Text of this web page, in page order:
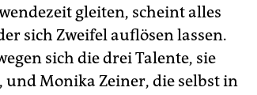
gleiten, scheint alles
sich Zweifel auflösen lassen.
sich die drei Talente, sie
Monika Zeiner, die selbst in